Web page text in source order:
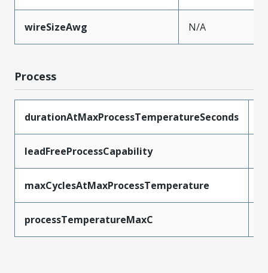
wireSizeAwg N/A
Process
durationAtMaxProcessTemperatureSeconds
leadFreeProcessCapability
maxCyclesAtMaxProcessTemperature
processTemperatureMaxC